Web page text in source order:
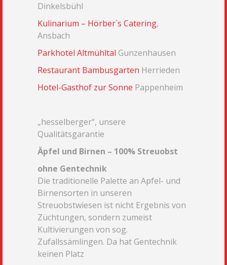
Dinkelsbühl
Kulinarium – Hörber`s Catering,
Ansbach
Parkhotel Altmühltal Gunzenhausen
Restaurant Bambusgarten Herrieden
Hotel-Gasthof zur Sonne Pappenheim
„hesselberger“, unsere
Qualitätsgarantie
Äpfel und Birnen – 100% Streuobst
ohne Gentechnik
Die traditionelle Palette an Apfel- und
Birnensorten in unseren
Streuobstwiesen ist nicht Ergebnis von
Züchtungen, sondern zumeist
Kultivierungen von sog.
Zufallssämlingen. Da hat Gentechnik
keinen Platz